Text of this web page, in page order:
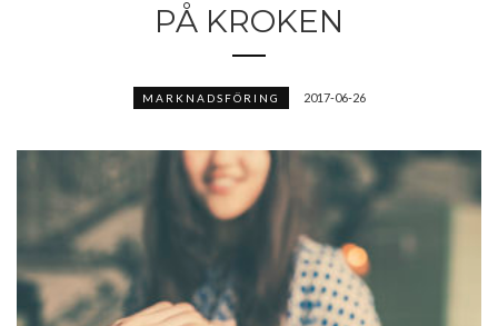
PÅ KROKEN
MARKNADSFÖRING 2017-06-26